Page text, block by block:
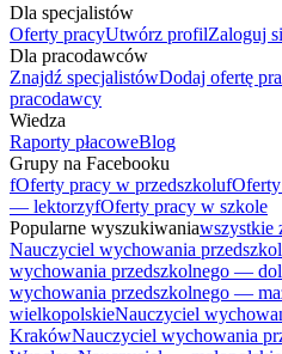
Dla specjalistów
Oferty pracyUtwórz profilZaloguj
Dla pracodawców
Znajdź specjalistówDodaj ofertę
pracodawcy
Wiedza
Raporty płacoweBlog
Grupy na Facebooku
fOferty pracy w przedszkoluf
— lektorzyfOferty pracy w szkole
Popularne wyszukiwaniawszystkie
Nauczyciel wychowania
wychowania przedszkolnego —
wychowania przedszkolnego —
wielkopolskieNauczyciel
KrakówNauczyciel wychowania